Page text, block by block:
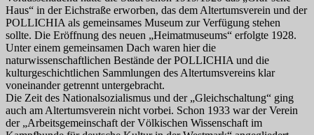
Haus“ in der Eichstraße erworben, das dem Altertumsverein und der
POLLICHIA als gemeinsames Museum zur Verfügung stehen
sollte. Die Eröffnung des neuen „Heimatmuseums“ erfolgte 1928.
Unter einem gemeinsamen Dach waren hier die
naturwissenschaftlichen Bestände der POLLICHIA und die
kulturgeschichtlichen Sammlungen des Altertumsvereins klar
voneinander getrennt untergebracht.
Die Zeit des Nationalsozialismus und der „Gleichschaltung“ ging
auch am Altertumsverein nicht vorbei. Schon 1933 war der Verein
der „Arbeitsgemeinschaft der Völkischen Wissenschaft im